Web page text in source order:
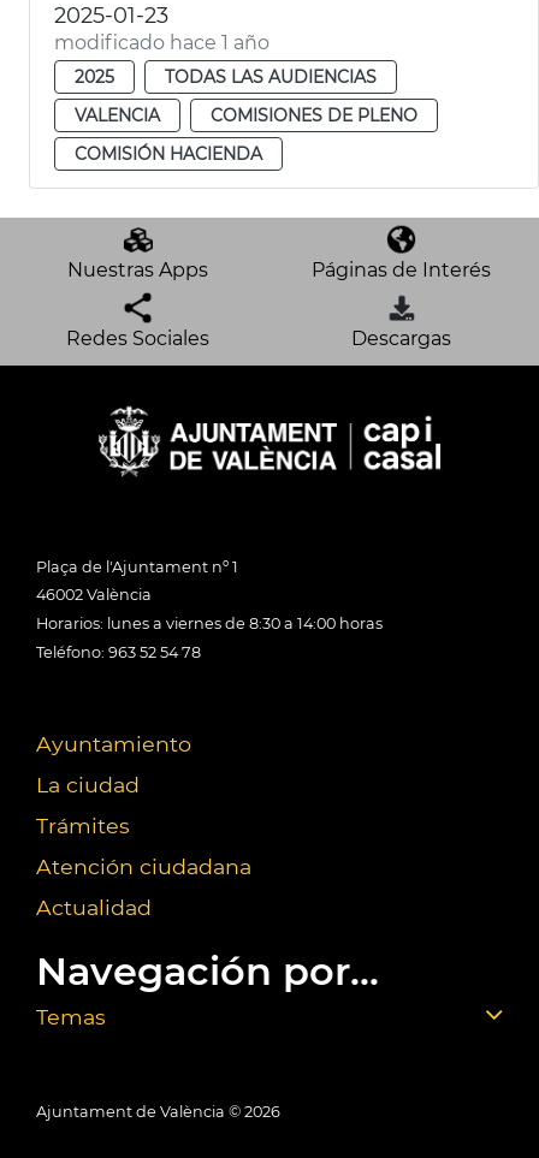
2025-01-23
modificado hace 1 año
2025
TODAS LAS AUDIENCIAS
VALENCIA
COMISIONES DE PLENO
COMISIÓN HACIENDA
Nuestras Apps Páginas de Interés
Redes Sociales Descargas
Plaça de l'Ajuntament nº 1
46002 València
Horarios: lunes a viernes de 8:30 a 14:00 horas
Teléfono: 963 52 54 78
Ayuntamiento
La ciudad
Trámites
Atención ciudadana
Actualidad
Navegación por...
Temas
Ajuntament de València © 2026